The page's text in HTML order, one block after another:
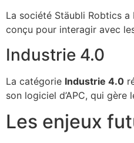
La société Stäubli Robtics
conçu pour interagir avec
Industrie 4.0
La catégorie Industrie 4.0
son logiciel d’APC, qui
Les enjeux